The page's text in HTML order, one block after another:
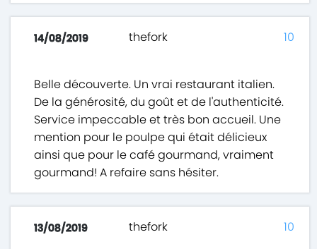
14/08/2019 thefork
Belle découverte. Un vrai restaurant italien.
De la générosité, du goût et de l'authenticité.
Service impeccable et très bon accueil. Une
mention pour le poulpe qui était délicieux
ainsi que pour le café gourmand, vraiment
gourmand! A refaire sans hésiter.
10
13/08/2019 thefork 10